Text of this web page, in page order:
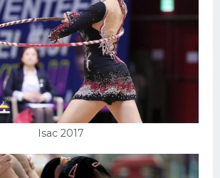
Isac 2017